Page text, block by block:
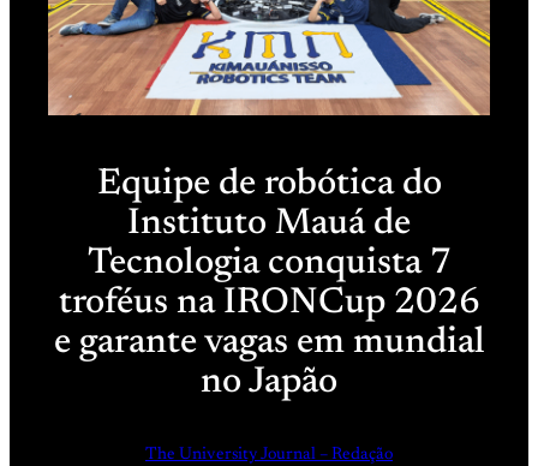
Equipe de robótica do
Instituto Mauá de
Tecnologia conquista 7
troféus na IRONCup 2026
e garante vagas em mundial
no Japão
The University Journal – Redação